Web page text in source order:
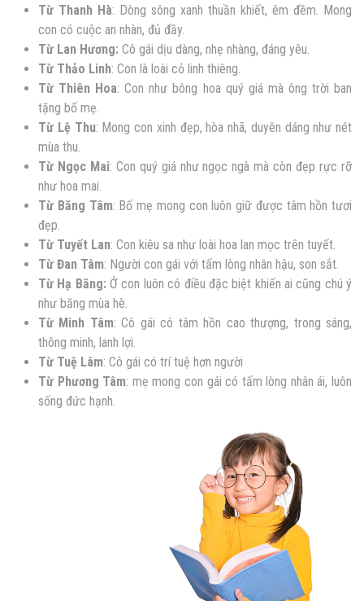
Từ Thanh Hà: Dòng sông xanh thuần khiết, êm đềm. Mong
con có cuộc an nhàn, đủ đầy.
Từ Lan Hương: Cô gái dịu dàng, nhẹ nhàng, đáng yêu.
Từ Thảo Linh: Con là loài cỏ linh thiêng.
Từ Thiên Hoa: Con như bông hoa quý giá mà ông trời ban
tặng bố mẹ.
Từ Lệ Thu: Mong con xinh đẹp, hòa nhã, duyên dáng như nét
mùa thu.
Từ Ngọc Mai: Con quý giá như ngọc ngà mà còn đẹp rực rỡ
như hoa mai.
Từ Băng Tâm: Bố mẹ mong con luôn giữ được tâm hồn tươi
đẹp.
Từ Tuyết Lan: Con kiêu sa như loài hoa lan mọc trên tuyết.
Từ Đan Tâm: Người con gái với tấm lòng nhân hậu, son sắt.
Từ Hạ Băng:Ở con luôn có điều đặc biệt khiến ai cũng chú ý
như băng mùa hè.
Từ Minh Tâm: Cô gái có tâm hồn cao thượng, trong sáng,
thông minh, lanh lợi.
Từ Tuệ Lâm: Cô gái có trí tuệ hơn người
Từ Phương Tâm: mẹ mong con gái có tấm lòng nhân ái, luôn
sống đức hạnh.